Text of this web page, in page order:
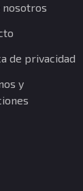
nosotros
de privacidad
y